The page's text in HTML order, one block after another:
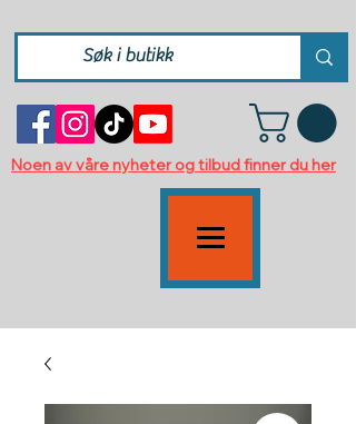
Noen av våre nyheter og tilbud finner du her